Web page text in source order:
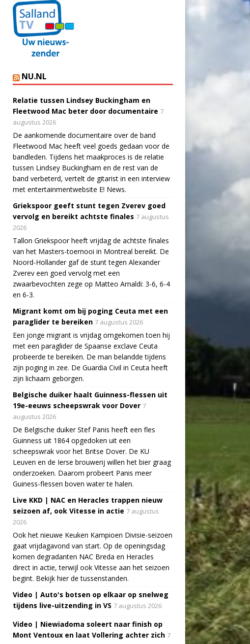
NU.NL
Relatie tussen Lindsey Buckingham en
Fleetwood Mac beter door documentaire 7
augustus 2026
De aankomende documentaire over de band
Fleetwood Mac heeft veel goeds gedaan voor de
bandleden. Tijdens het maakproces is de relatie
tussen Lindsey Buckingham en de rest van de
band verbeterd, vertelt de gitarist in een interview
met entertainmentwebsite E! News.
Griekspoor geeft stunt tegen Zverev goed
vervolg en bereikt achtste finales 7 augustus
2026
Tallon Griekspoor heeft vrijdag de achtste finales
van het Masters-toernooi in Montreal bereikt. De
Noord-Hollander gaf de stunt tegen Alexander
Zverev een goed vervolg met een
zwaarbevochten zege op Matteo Arnaldi: 3-6, 6-4
en 6-3.
Migrant komt om bij poging Ceuta met een
paraglider te bereiken 7 augustus 2026
Een jonge migrant is vrijdag omgekomen toen hij
met een paraglider de Spaanse exclave Ceuta
probeerde te bereiken. De man belandde tijdens
zijn poging in zee. De Guardia Civil in Ceuta heeft
zijn lichaam geborgen.
Belgische duiker haalt Guinness-flessen uit
19e-eeuws scheepswrak voor Dover 7
augustus 2026
De Belgische duiker Stef Panis heeft een fles
Guinness uit 1864 opgedoken uit een
scheepswrak voor het Britse Dover. De KU
Leuven en de Ierse brouwerij willen het bier graag
onderzoeken. Daarom probeert Panis meer
Guiness-flessen boven water te halen.
Live KKD | NAC en Heracles trappen nieuw
seizoen af, ook Vitesse in actie 7 augustus
2026
Ook het nieuwe Keuken Kampioen Divisie-seizoen
gaat vrijdagavond van start. Op de openingsdag
komen degradanten NAC Breda en Heracles
direct in actie, terwijl ook Vitesse aan het seizoen
begint. Bekijk hier de tussenstanden.
Video | Auto's botsen op elkaar op snelweg
tijdens live-uitzending in VS 7 augustus 2026
Video | Niewiadoma soleert naar finish op
Mont Ventoux en laat Vollering achter zich 7